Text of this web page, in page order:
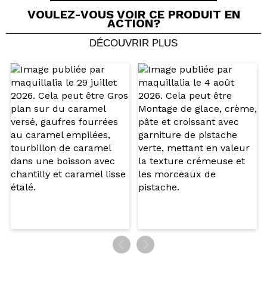
Partager une vidéo ou une photo
Votre vidéo pourrait être la première. Imaginez...
Recommandez-vous cet achat? Oui Non
5/5
ENVOYER
VOULEZ-VOUS VOIR CE PRODUIT EN
ACTION?
DÉCOUVRIR PLUS